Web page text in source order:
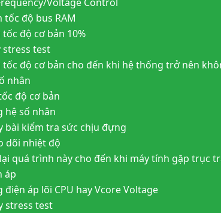
tốc độ bus RAM
tốc độ cơ bản 10%
stress test
tốc độ cơ bản cho đến khi hệ thống trở nên
nhân
độ cơ bản
hệ số nhân
bài kiểm tra sức chịu đựng
dõi nhiệt độ
quá trình này cho đến khi máy tính gặp trục
áp
điện áp lõi CPU hay Vcore Voltage
stress test